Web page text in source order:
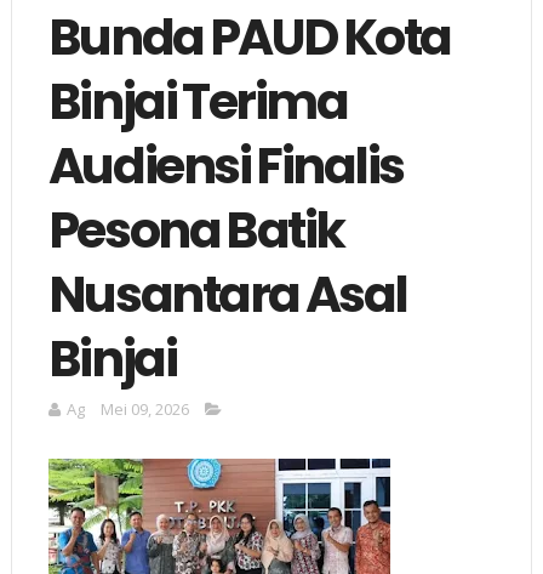
Bunda PAUD Kota
Binjai Terima
Audiensi Finalis
Pesona Batik
Nusantara Asal
Binjai
Ag Mei 09, 2026